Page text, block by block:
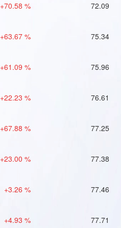
+70.58 % 72.09
+63.67 % 75.34
+61.09 % 75.96
+22.23 % 76.61
+67.88 % 77.25
+23.00 % 77.38
+3.26 % 77.46
+4.93 % 77.71